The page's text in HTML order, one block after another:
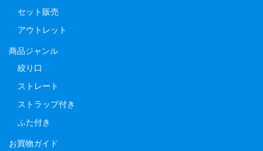
セット販売
アウトレット
商品ジャンル
絞り口
ストレート
ストラップ付き
ふた付き
お買物ガイド